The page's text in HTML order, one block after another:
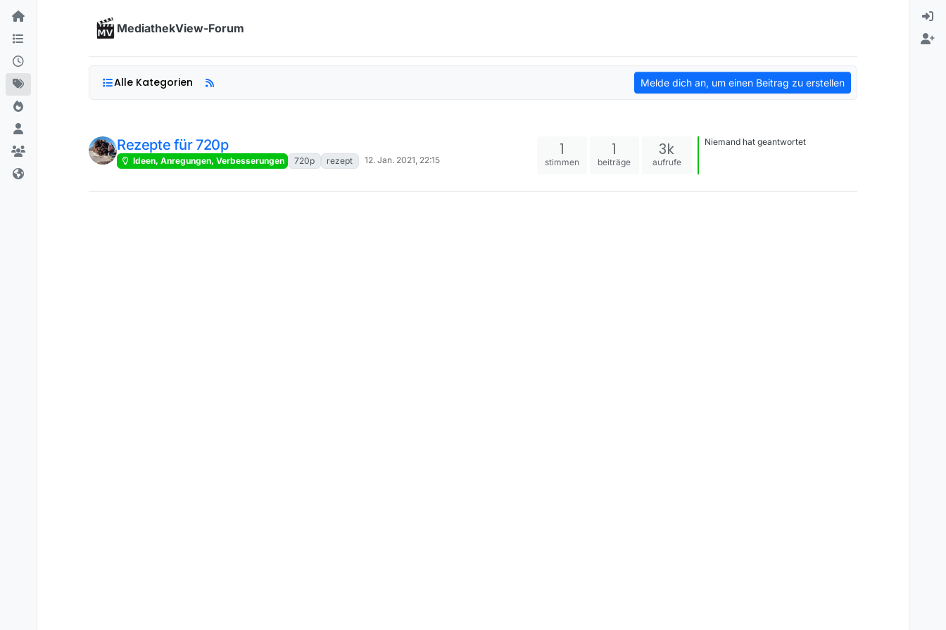
Skip to content
MediathekView-Forum
Alle Kategorien Melde dich an, um einen Beitrag zu erstellen
Rezepte für 720p
Ideen, Anregungen, Verbesserungen 720p rezept 12. Jan. 2021, 22:15
1
stimmen
1
beiträge
3k
aufrufe
Niemand hat geantwortet